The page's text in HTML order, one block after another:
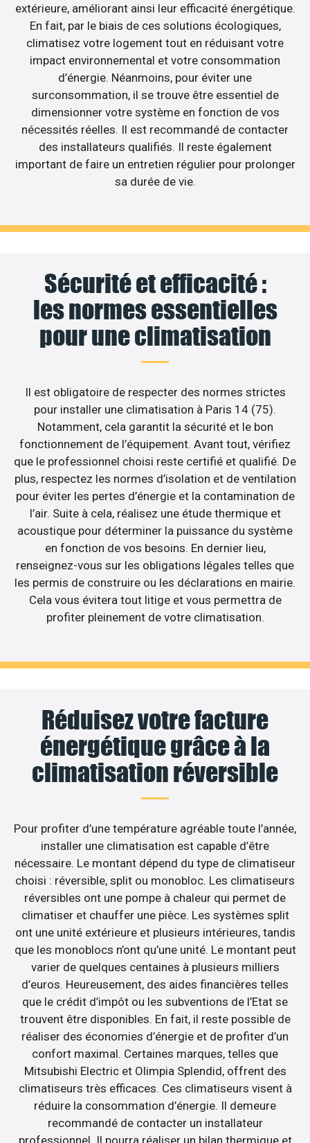
extérieure, améliorant ainsi leur efficacité énergétique.
En fait, par le biais de ces solutions écologiques,
climatisez votre logement tout en réduisant votre
impact environnemental et votre consommation
d’énergie. Néanmoins, pour éviter une
surconsommation, il se trouve être essentiel de
dimensionner votre système en fonction de vos
nécessités réelles. Il est recommandé de contacter
des installateurs qualifiés. Il reste également
important de faire un entretien régulier pour prolonger
sa durée de vie.
Sécurité et efficacité :
les normes essentielles
pour une climatisation
Il est obligatoire de respecter des normes strictes
pour installer une climatisation à Paris 14 (75).
Notamment, cela garantit la sécurité et le bon
fonctionnement de l’équipement. Avant tout, vérifiez
que le professionnel choisi reste certifié et qualifié. De
plus, respectez les normes d’isolation et de ventilation
pour éviter les pertes d’énergie et la contamination de
l’air. Suite à cela, réalisez une étude thermique et
acoustique pour déterminer la puissance du système
en fonction de vos besoins. En dernier lieu,
renseignez-vous sur les obligations légales telles que
les permis de construire ou les déclarations en mairie.
Cela vous évitera tout litige et vous permettra de
profiter pleinement de votre climatisation.
Réduisez votre facture
énergétique grâce à la
climatisation réversible
Pour profiter d’une température agréable toute l’année,
installer une climatisation est capable d’être
nécessaire. Le montant dépend du type de climatiseur
choisi : réversible, split ou monobloc. Les climatiseurs
réversibles ont une pompe à chaleur qui permet de
climatiser et chauffer une pièce. Les systèmes split
ont une unité extérieure et plusieurs intérieures, tandis
que les monoblocs n’ont qu’une unité. Le montant peut
varier de quelques centaines à plusieurs milliers
d’euros. Heureusement, des aides financières telles
que le crédit d’impôt ou les subventions de l’Etat se
trouvent être disponibles. En fait, il reste possible de
réaliser des économies d’énergie et de profiter d’un
confort maximal. Certaines marques, telles que
Mitsubishi Electric et Olimpia Splendid, offrent des
climatiseurs très efficaces. Ces climatiseurs visent à
réduire la consommation d’énergie. Il demeure
recommandé de contacter un installateur
professionnel. Il pourra réaliser un bilan thermique et